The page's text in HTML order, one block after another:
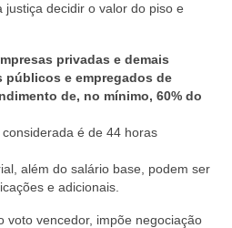
decidir o valor do piso e
privadas e demais
públicos e empregados de
de, no mínimo, 60% do
é de 44 horas
além do salário base, podem ser
e adicionais.
voto vencedor, impõe negociação